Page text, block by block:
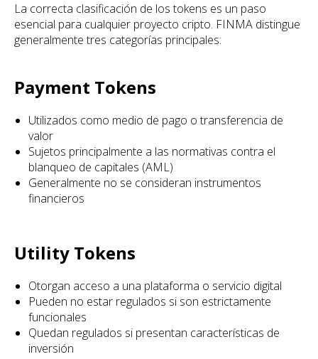
La correcta clasificación de los tokens es un paso
esencial para cualquier proyecto cripto. FINMA distingue
generalmente tres categorías principales:
Payment Tokens
Utilizados como medio de pago o transferencia de
valor
Sujetos principalmente a las normativas contra el
blanqueo de capitales (AML)
Generalmente no se consideran instrumentos
financieros
Utility Tokens
Otorgan acceso a una plataforma o servicio digital
Pueden no estar regulados si son estrictamente
funcionales
Quedan regulados si presentan características de
inversión